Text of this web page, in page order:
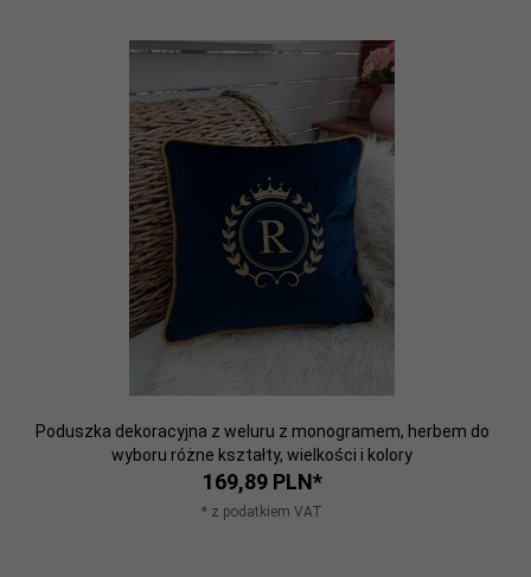
Poduszka dekoracyjna z weluru z monogramem, herbem do
wyboru różne kształty, wielkości i kolory
169,89 PLN*
* z podatkiem VAT